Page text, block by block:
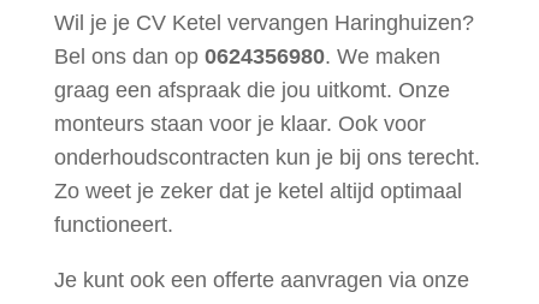
Wil je je CV Ketel vervangen Haringhuizen?
Bel ons dan op 0624356980. We maken
graag een afspraak die jou uitkomt. Onze
monteurs staan voor je klaar. Ook voor
onderhoudscontracten kun je bij ons terecht.
Zo weet je zeker dat je ketel altijd optimaal
functioneert.
Je kunt ook een offerte aanvragen via onze